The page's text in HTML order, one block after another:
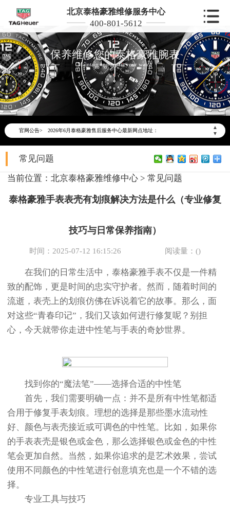
北京泰格豪雅维修服务中心
400-801-5612
保养维修您的泰格豪雅腕表
Maintain and repair your watch
官网公告>
▲
▼
2026年6月泰格豪雅北京市售后服务网络优化升级公告
2026年6月北京市泰格豪雅官方售后客户服务热线：400-801-5612
2026年6月泰格豪雅售后服务中心最新网点地址：
北京市东城区东长安街1号东方广场写字楼W3座6层602室（需提前预约）
北京市朝阳区建国门外大街甲6号华熙国际中心写字楼D座11层1102室（需提前预约）
节假日正常营业！
常见问题
当前位置： 北京泰格豪雅维修中心 > 常见问题
泰格豪雅手表表壳有划痕解决方法是什么（专业修复
技巧与日常保养指南）
时间：2025-07-12 16:15:26 阅读量：()
在我们的日常生活中，泰格豪雅手表不仅是一件精
致的配饰，更是时间的忠实守护者。然而，随着时间的
流逝，表壳上的划痕仿佛在诉说着它的故事。那么，面
对这些“青春印记”，我们又该如何进行修复呢？别担
心，今天就带你走进中性笔与手表的奇妙世界。
找到你的“魔法笔”——选择合适的中性笔
首先，我们需要明确一点：并不是所有中性笔都适
合用于修复手表划痕。理想的选择是那些墨水流动性
好、颜色与表壳接近或可调色的中性笔。比如，如果你
的手表表壳是银色或金色，那么选择银色或金色的中性
笔会更加自然。当然，如果你追求的是艺术效果，尝试
使用不同颜色的中性笔进行创意填充也是一个不错的选
择。
专业工具与技巧